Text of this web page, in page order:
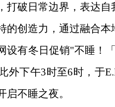
打破日常边界，表达
的创造力，通过融合
设有冬日促销"不睡！
外下午3时至6时，于
启不睡之夜。